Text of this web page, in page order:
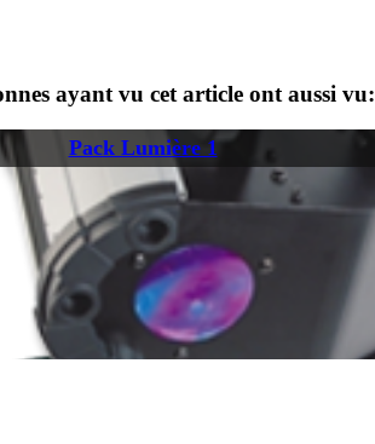
ayant vu cet article ont aussi vu:
Pack Lumière 1